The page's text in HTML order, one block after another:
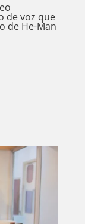
de voz que
de He-Man